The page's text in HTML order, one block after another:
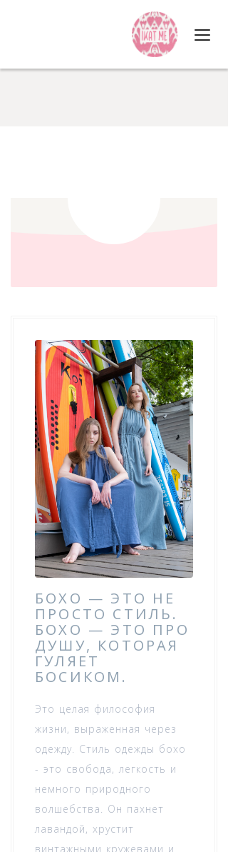
БОХО — ЭТО НЕ
ПРОСТО СТИЛЬ.
БОХО — ЭТО ПРО
ДУШУ, КОТОРАЯ
ГУЛЯЕТ
БОСИКОМ.
Это целая философия
жизни, выраженная через
одежду. Стиль одежды бохо
- это свобода, легкость и
немного природного
волшебства. Он пахнет
лавандой, хрустит
винтажными кружевами и